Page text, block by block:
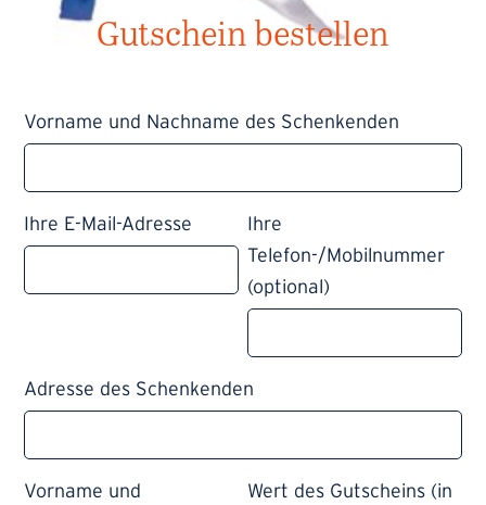
Gutschein bestellen
Vorname und Nachname des Schenkenden
Ihre E-Mail-Adresse
Ihre
Telefon-/Mobilnummer
(optional)
Adresse des Schenkenden
Vorname und
Wert des Gutscheins (in